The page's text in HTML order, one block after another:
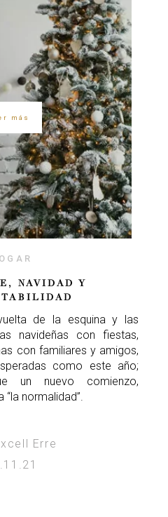
más
NAVIDAD Y
de la esquina y las
navideñas con fiestas,
con familiares y amigos,
como este año;
un nuevo comienzo,
normalidad”.
Erre